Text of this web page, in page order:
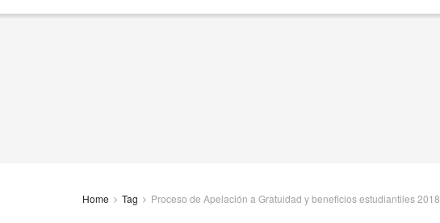
Home Tag Proceso de Apelación a Gratuidad y beneficios estudiantiles 2018